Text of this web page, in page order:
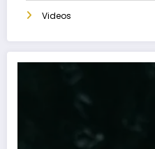
Videos